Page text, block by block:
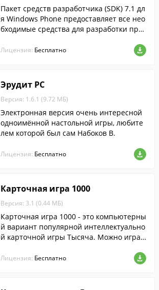
Пакет средств разработчика (SDK) 7.1 дл
я Windows Phone предоставляет все нео
бходимые средства для разработки при
лением Windows Phone 7.0 и Windows P
Лицензия: Бесплатно
Эрудит PC
Версия: 1.6.1 (9.72 МБ)
Электронная версия очень интересной
одноимённой настольной игры, любите
лем которой был сам Набоков В.
Лицензия: Бесплатно
Карточная игра 1000
Версия: 3.1 (0.44 МБ)
Карточная игра 1000 - это компьютерны
й вариант популярной интеллектуально
й карточной игры Тысяча. Можно играт
в качестве соперника....
Лицензия: Бесплатно